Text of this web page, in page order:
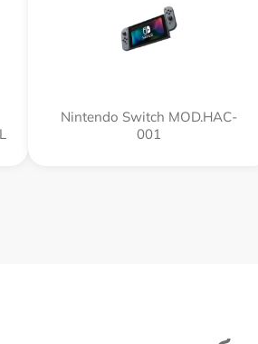
Nintendo Switch MOD.HAC-
001